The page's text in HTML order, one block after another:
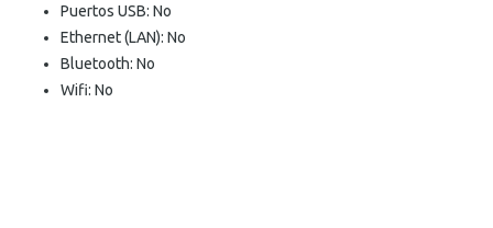
Puertos USB: No
Ethernet (LAN): No
Bluetooth: No
Wifi: No